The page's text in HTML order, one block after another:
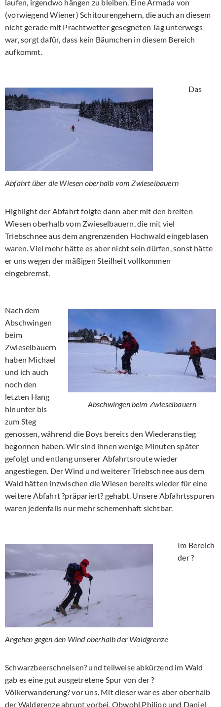
laufen, irgendwo hängen zu bleiben. Eine Armada von
(vorwiegend Wiener) Schitourengehern, die auch an diesem
nicht gerade mit Prachtwetter gesegneten Tag unterwegs
war, sorgt dafür, dass kein Bäumchen in diesem Bereich
aufkommt.
Abfahrt über die Wiesen oberhalb vom Zwieselbauern
Das
Highlight der Abfahrt folgte dann aber mit den breiten
Wiesen oberhalb vom Zwieselbauern, die mit viel
Triebschnee aus dem angrenzenden Hochwald eingeblasen
waren. Viel mehr hätte es aber nicht sein dürfen, sonst hätte
er uns wegen der mäßigen Steilheit vollkommen
eingebremst.
Abschwingen beim Zwieselbauern
Nach dem
Abschwingen
beim
Zwieselbauern
haben Michael
und ich auch
noch den
letzten Hang
hinunter bis
zum Steg
genossen, während die Boys bereits den Wiederanstieg
begonnen haben. Wir sind ihnen wenige Minuten später
gefolgt und entlang unserer Abfahrtsroute wieder
angestiegen. Der Wind und weiterer Triebschnee aus dem
Wald hätten inzwischen die Wiesen bereits wieder für eine
weitere Abfahrt ?präpariert? gehabt. Unsere Abfahrtsspuren
waren jedenfalls nur mehr schemenhaft sichtbar.
Angehen gegen den Wind oberhalb der Waldgrenze
Im Bereich
der ?
Schwarzbeerschneisen? und teilweise abkürzend im Wald
gab es eine gut ausgetretene Spur von der ?
Völkerwanderung? vor uns. Mit dieser war es aber oberhalb
der Waldgrenze abrupt vorbei. Obwohl Philipp und Daniel